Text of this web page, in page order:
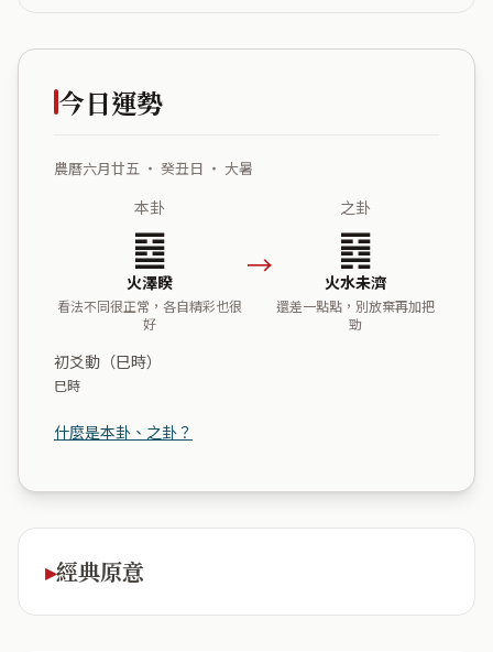
今日運勢
農曆六月廿五 ・ 癸丑日 ・ 大暑
本卦
䷥
火澤睽
看法不同很正常，各自精彩也很
好
→
之卦
䷿
火水未濟
還差一點點，別放棄再加把
勁
初爻動（巳時）
巳時
什麼是本卦、之卦？
經典原意